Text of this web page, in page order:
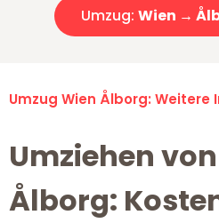
Umzug: Wien →
Umzug Wien Ålborg:
Umziehen
Ålborg: